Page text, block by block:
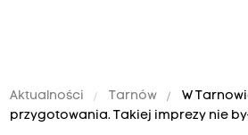
Aktualności Tarnów
W
przygotowania. Takiej imprezy nie